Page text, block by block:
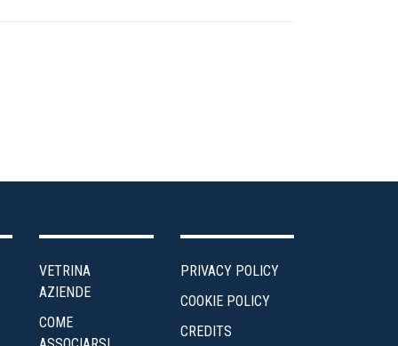
VETRINA
AZIENDE
COME
PRIVACY POLICY
COOKIE POLICY
CREDITS